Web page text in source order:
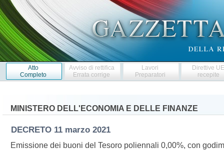
Atto
Completo
Avviso di rettifica
Errata corrige
Lavori
Preparatori
Direttive
recepite
MINISTERO DELL'ECONOMIA E DELLE FINANZE
DECRETO 11 marzo 2021
Emissione dei buoni del Tesoro poliennali 0,00%, con